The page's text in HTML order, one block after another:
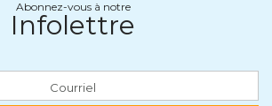
Abonnez-vous à notre
Infolettre